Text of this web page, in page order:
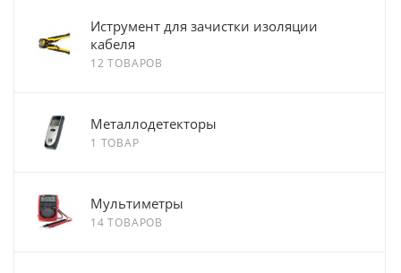
Иструмент для зачистки изоляции
кабеля
12 ТОВАРОВ
Металлодетекторы
1 ТОВАР
Мультиметры
14 ТОВАРОВ